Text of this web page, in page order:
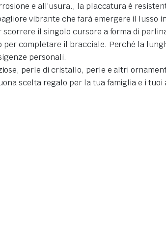
e all’usura., la placcatura è
vibrante che farà emergere il lusso
il singolo cursore a forma di
completare il bracciale. Perché la
personali.
perle di cristallo, perle e altri
scelta regalo per la tua famiglia e i tuoi